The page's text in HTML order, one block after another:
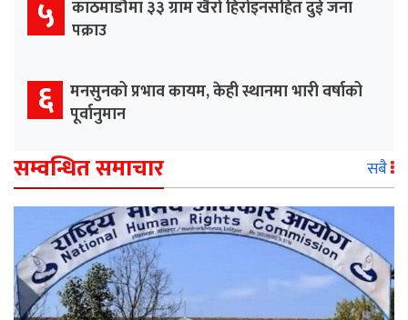
५ काठमाडौँमा ३३ ग्राम खैरो हिरोइनसहित दुई जना
पक्राउ
६ मनसुनको प्रभाव कायम, केही स्थानमा भारी वर्षाको
पूर्वानुमान
सम्वन्धित समाचार सबै